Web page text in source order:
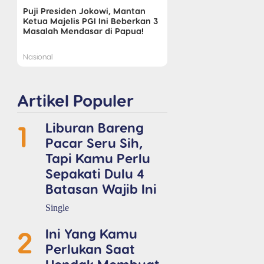
Puji Presiden Jokowi, Mantan
Ketua Majelis PGI Ini Beberkan 3
Masalah Mendasar di Papua!
Nasional
Artikel Populer
1
Liburan Bareng
Pacar Seru Sih,
Tapi Kamu Perlu
Sepakati Dulu 4
Batasan Wajib Ini
Single
2
Ini Yang Kamu
Perlukan Saat